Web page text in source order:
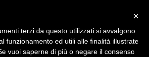
×
terzi da questo utilizzati si avvalgono
funzionamento ed utili alle finalità illustrate
vuoi saperne di più o negare il consenso